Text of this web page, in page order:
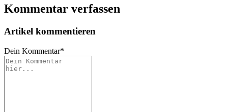
Kommentar verfassen
Artikel kommentieren
Dein Kommentar*